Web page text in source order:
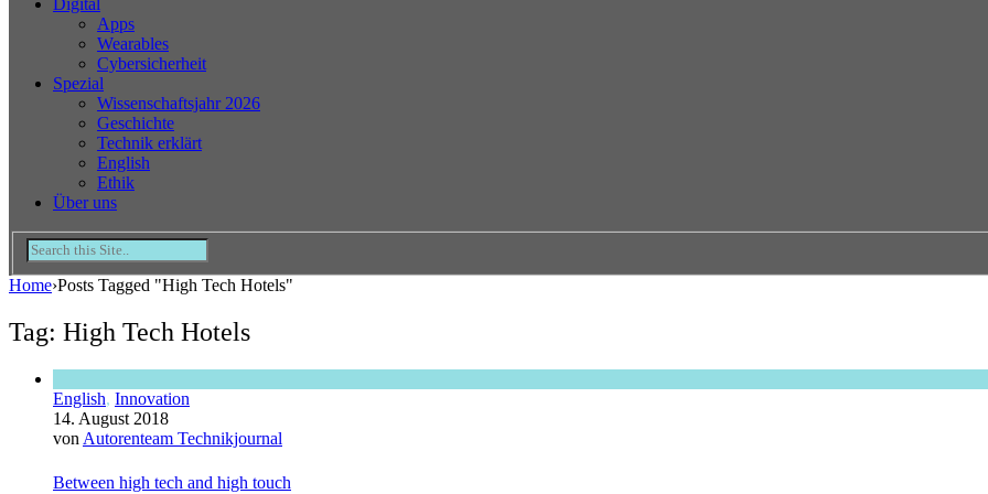
Apps
Wearables
Cybersicherheit
Spezial
Wissenschaftsjahr 2026
Geschichte
Technik erklärt
English
Ethik
Über uns
Home›Posts Tagged "High Tech Hotels"
Tag: High Tech Hotels
English, Innovation
14. August 2018
von Autorenteam Technikjournal
Between high tech and high touch